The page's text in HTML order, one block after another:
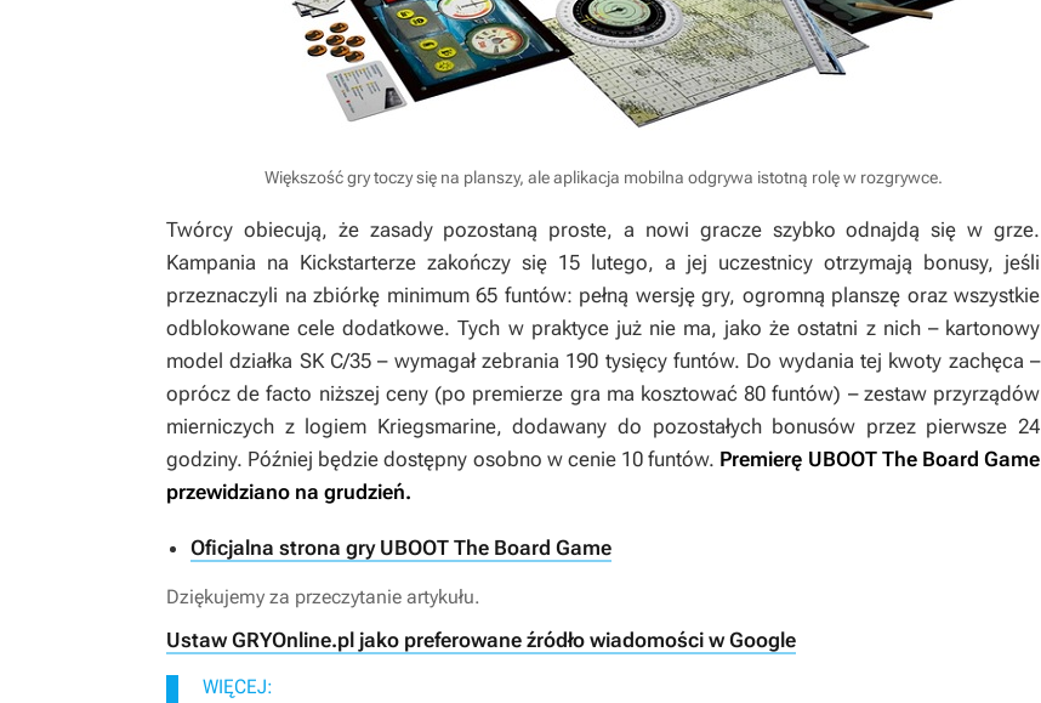
Większość gry toczy się na planszy, ale aplikacja mobilna odgrywa istotną rolę w rozgrywce.
Twórcy obiecują, że zasady pozostaną proste, a nowi gracze szybko odnajdą się w grze.
Kampania na Kickstarterze zakończy się 15 lutego, a jej uczestnicy otrzymają bonusy, jeśli
przeznaczyli na zbiórkę minimum 65 funtów: pełną wersję gry, ogromną planszę oraz wszystkie
odblokowane cele dodatkowe. Tych w praktyce już nie ma, jako że ostatni z nich – kartonowy
model działka SK C/35 – wymagał zebrania 190 tysięcy funtów. Do wydania tej kwoty zachęca –
oprócz de facto niższej ceny (po premierze gra ma kosztować 80 funtów) – zestaw przyrządów
mierniczych z logiem Kriegsmarine, dodawany do pozostałych bonusów przez pierwsze 24
godziny. Później będzie dostępny osobno w cenie 10 funtów. Premierę UBOOT The Board Game
przewidziano na grudzień.
Oficjalna strona gry UBOOT The Board Game
Dziękujemy za przeczytanie artykułu.
Ustaw GRYOnline.pl jako preferowane źródło wiadomości w Google
WIĘCEJ: